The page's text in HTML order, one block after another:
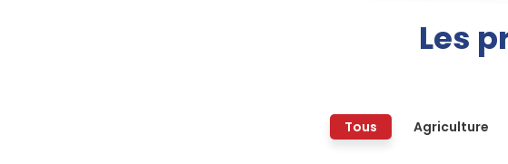
Les
Tous Agriculture